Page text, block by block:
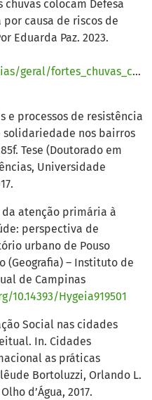
chuvas colocam Defesa
causa de riscos de
Eduarda Paz. 2023.
e processos de resistência
solidariedade nos bairros
Tese (Doutorado em
Universidade
da atenção primária à
perspectiva de
urbano de Pouso
(Geografia) – Instituto de
de Campinas
10.14393/Hygeia919501
Social nas cidades
In. Cidades
as práticas
Bortoluzzi, Orlando L.
d’Água, 2017.